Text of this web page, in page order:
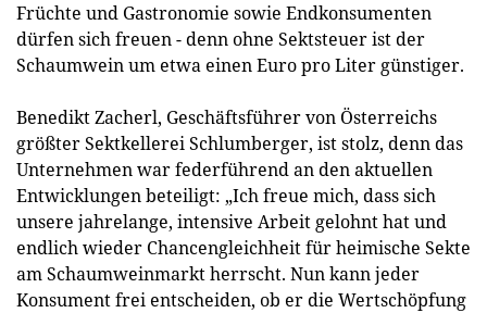
Früchte und Gastronomie sowie Endkonsumenten
dürfen sich freuen - denn ohne Sektsteuer ist der
Schaumwein um etwa einen Euro pro Liter günstiger.
Benedikt Zacherl, Geschäftsführer von Österreichs
größter Sektkellerei Schlumberger, ist stolz, denn das
Unternehmen war federführend an den aktuellen
Entwicklungen beteiligt: „Ich freue mich, dass sich
unsere jahrelange, intensive Arbeit gelohnt hat und
endlich wieder Chancengleichheit für heimische Sekte
am Schaumweinmarkt herrscht. Nun kann jeder
Konsument frei entscheiden, ob er die Wertschöpfung